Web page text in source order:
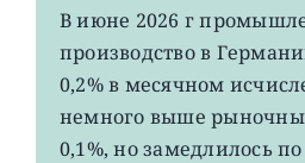
В июне 2026 г
производство в
0,2% в месячном
немного выше
0,1%, но замедлилось